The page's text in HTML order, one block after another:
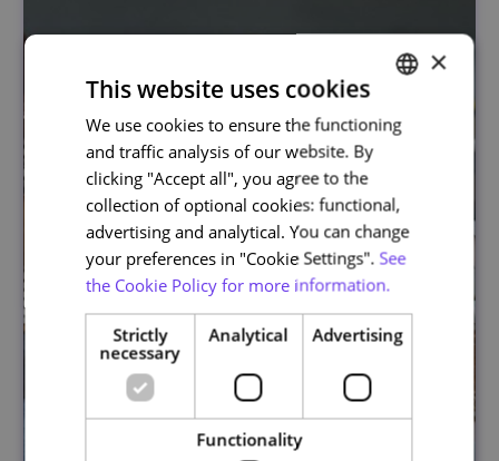
PORTUGUESE
ENGLISH
×
This website uses cookies
We use cookies to ensure the functioning
and traffic analysis of our website. By
clicking "Accept all", you agree to the
collection of optional cookies: functional,
advertising and analytical. You can change
your preferences in "Cookie Settings". See
the Cookie Policy for more information.
Strictly
necessary
Analytical Advertising
Functionality